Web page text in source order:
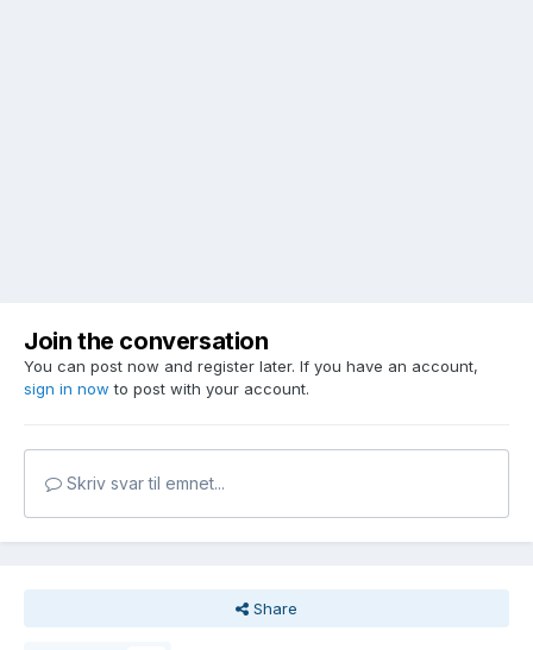
Join the conversation
You can post now and register later. If you have an account,
sign in now to post with your account.
Skriv svar til emnet...
Share